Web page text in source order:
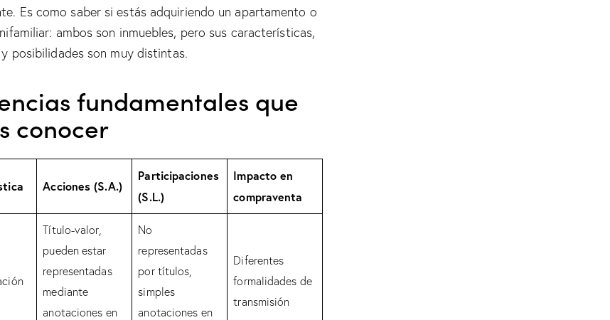
Es como saber si estás adquiriendo un apartamento o
ambos son inmuebles, pero sus características,
posibilidades son muy distintas.
fundamentales que
conocer
Acciones (S.A.)
Participaciones
(S.L.)
Impacto en
compraventa
Título-valor,
pueden estar
representadas
mediante
anotaciones en
No
representadas
por títulos,
simples
anotaciones en
Diferentes
formalidades de
transmisión